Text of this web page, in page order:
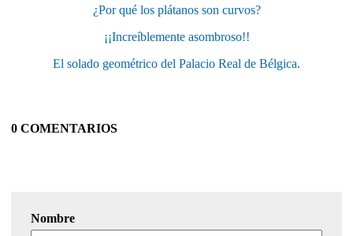
¿Por qué los plátanos son curvos?
¡¡Increíblemente asombroso!!
El solado geométrico del Palacio Real de Bélgica.
0 COMENTARIOS
Nombre